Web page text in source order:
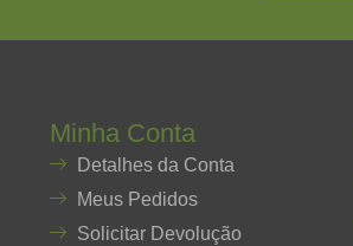
Minha Conta
Detalhes da Conta
Meus Pedidos
Solicitar Devolução